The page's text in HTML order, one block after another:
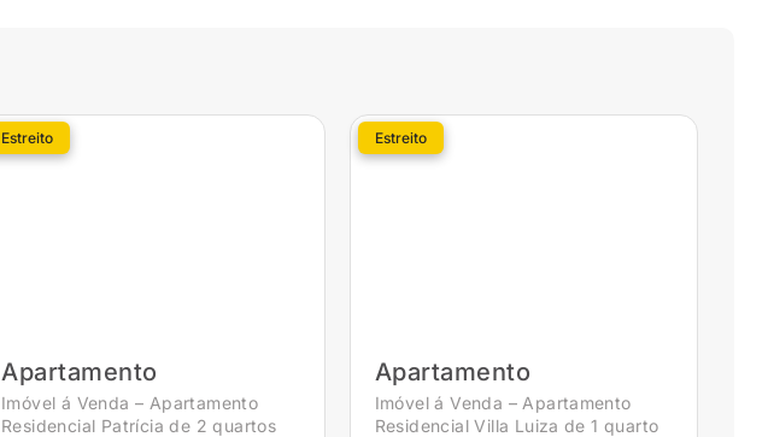
Estreito
Apartamento
Imóvel á Venda – Apartamento
Residencial Patrícia de 2 quartos
Estreito
Apartamento
Imóvel á Venda – Apartamento
Residencial Villa Luiza de 1 quarto